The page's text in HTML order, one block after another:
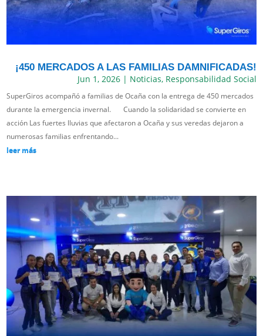
¡450 MERCADOS A LAS FAMILIAS DAMNIFICADAS!
Jun 1, 2026| Noticias, Responsabilidad Social
SuperGiros acompañó a familias de Ocaña con la entrega de 450 mercados
durante la emergencia invernal. Cuando la solidaridad se convierte en
acción Las fuertes lluvias que afectaron a Ocaña y sus veredas dejaron a
numerosas familias enfrentando...
leer más